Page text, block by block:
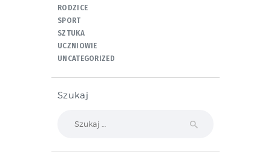
RODZICE
SPORT
SZTUKA
UCZNIOWIE
UNCATEGORIZED
Szukaj